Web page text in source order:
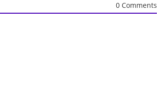
0 Comments